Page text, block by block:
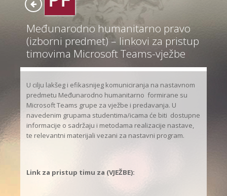
Međunarodno humanitarno pravo
(izborni predmet) – linkovi za pristup
timovima Microsoft Teams-vježbe
U cilju lakšeg i efikasnijeg komuniciranja na nastavnom
predmetu Međunarodno humanitarno formirane su
Microsoft Teams grupe za vježbe i predavanja. U
navedenim grupama studentima/icama će biti dostupne
informacije o sadržaju i metodama realizacije nastave,
te relevantni materijali vezani za nastavni program.
Link za pristup timu za (VJEŽBE):